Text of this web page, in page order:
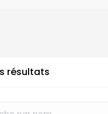
résultats